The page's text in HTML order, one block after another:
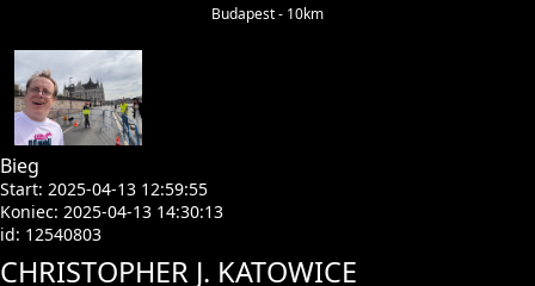
Budapest - 10km
Bieg
Start: 2025-04-13 12:59:55
Koniec: 2025-04-13 14:30:13
id: 12540803
CHRISTOPHER J. KATOWICE